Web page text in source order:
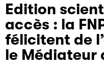
Edition
accès : la
félicitent de
le Médiateur